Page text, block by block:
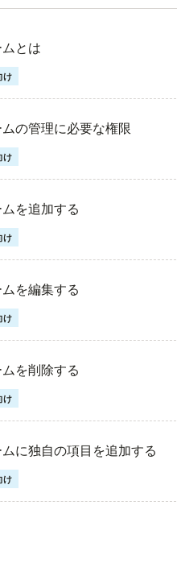
とは
け
の管理に必要な権限
け
を追加する
け
を編集する
け
を削除する
け
に独自の項目を追加する
け